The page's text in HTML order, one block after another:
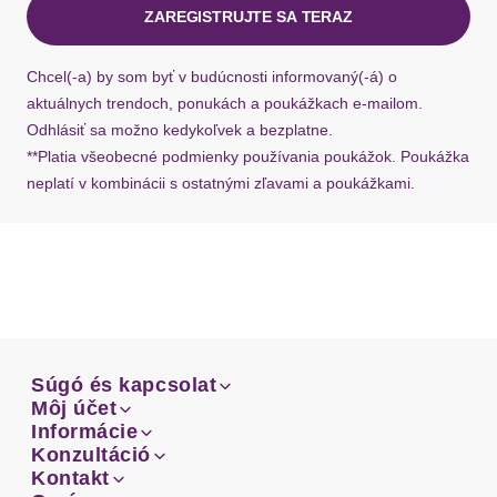
Art Push-up-Effekt mit herausnehmbaren Kissen
Art Push-up-Kissen Schaumstoffkissen
BH-Träger
Verschluss
Verschluss
ZAREGISTRUJTE SA TERAZ
Chcel(-a) by som byť v budúcnosti informovaný(-á) o
aktuálnych trendoch, ponukách a poukážkach e-mailom.
Odhlásiť sa možno kedykoľvek a bezplatne.
**Platia všeobecné podmienky používania poukážok. Poukážka
neplatí v kombinácii s ostatnými zľavami a poukážkami.
Súgó és kapcsolat
Email
Facebook
Súgó és kapcsolat
Email
Môj účet
Prehľad objednávok
Môj účet
Prehľad objednávok
Informácie
Doprava
Informácie
Konzultáció
Sprievodca-veľkosťami
Konzultáció
Kontakt